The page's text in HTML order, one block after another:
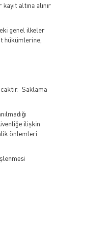
altına alınır
genel ilkeler
hükümlerine,
Saklama
ilişkin
önlemleri